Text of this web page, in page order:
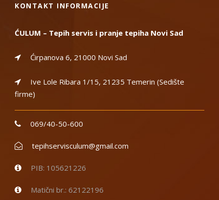
KONTAKT INFORMACIJE
ĆULUM – Tepih servis i pranje tepiha Novi Sad
Ćirpanova 6, 21000 Novi Sad
Ive Lole Ribara 1/15, 21235 Temerin (Sedište
firme)
069/40-50-600
tepihservisculum@gmail.com
PIB: 105621226
Matični br.: 62122196